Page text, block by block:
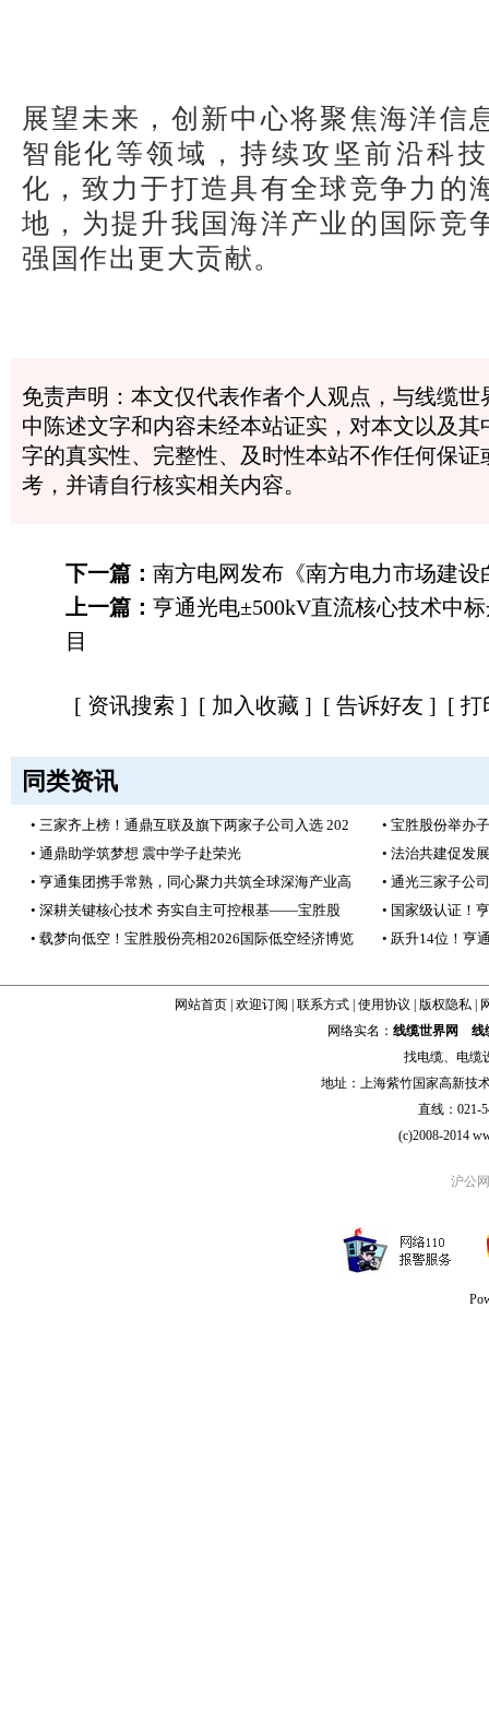
展望未来，创新中心将聚焦海洋信
智能化等领域，持续攻坚前沿科
化，致力于打造具有全球竞争力的
地，为提升我国海洋产业的国际竞
强国作出更大贡献。
免责声明：本文仅代表作者个人观点，与线缆
中陈述文字和内容未经本站证实，对本文以及
字的真实性、完整性、及时性本站不作任何保
考，并请自行核实相关内容。
下一篇： 南方电网发布《南方电力市场建设
上一篇： 亨通光电±500kV直流核心技术中
目
[ 资讯搜索 ] [ 加入收藏] [ 告诉好友 ] [ 打
同类资讯
• 三家齐上榜！通鼎互联及旗下两家子公司入选 202
• 宝胜股份举办
• 通鼎助学筑梦想 震中学子赴荣光
• 法治共建促发
• 亨通集团携手常熟，同心聚力共筑全球深海产业高
• 通光三家子公
• 深耕关键核心技术 夯实自主可控根基——宝胜股
• 国家级认证！
• 载梦向低空！宝胜股份亮相2026国际低空经济博览
• 跃升14位！亨
网站首页| 欢迎订阅 联系方式| 使用协议 版权隐私|
网络实名： 线缆世界网
线
找电缆、 电缆
地址：上海紫竹国家高新技
直线：021-
(c)2008-2014
沪公